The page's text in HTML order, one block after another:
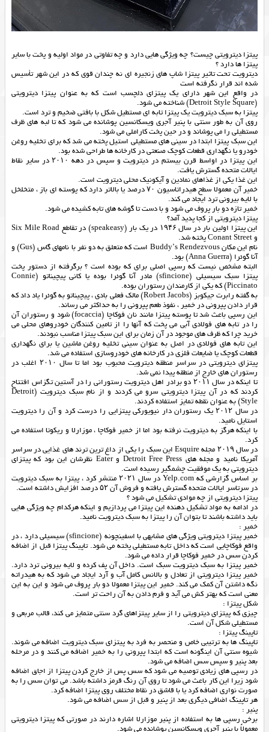
پیتزا دیترویتی چیست؟ چه ویژگی هایی دارد و چه تفاوتی در مواد اولیه و پخت با سایر
پیتزا ها دارد ؟
دیترویت تحت تاثیر پیتزا شاپ های زنجیره ای نه چندان قوی که در این شهر تأسیس
شده اند قرار نگرفته است
در واقع این شهر دارای یک پیتزای دلچسب است که به عنوان پیتزا دیترویتی
(Detroit Style Square) شناخته می شود.
پیتزا به سبک دیترویت یک پیتزا تابه ای مستطیل شکل با بافتی ضخیم و ترد است.
روی آن به طور سنتی با پنیر آجری ویسکانسین پوشانده می شود که تا لبه های ظرف
مستطیلی را می پوشاند و در حین پخت کاراملی می شود.
این سبک پیتزا ابتدا در سینی های مستطیلی استیل پخته می شد که برای تخلیه روغن
خودرو یا نگهداری قطعات کوچک صنعتی در کارخانه ها طراحی شده بود.
این پیتزا در اواسط قرن بیستم در دیترویت و سپس در دهه ۲۰۱۰ در سایر نقاط
ایالات متحده گسترش یافت.
این غذا یکی از غذاهای نمادین و آیکونیک محلی دیترویت است.
خمیر آن معمولا سطح هیدراتاسیون ۷۰ درصد یا بالاتر دارد که پوسته ای باز ، متخلخل
با لایه بیرونی ترد ایجاد می کند.
خمیر تازه دو بار پروف می شود و با دست تا گوشه های تابه کشیده می شود.
پیتزا دیترویتی از کجا پدید آمد؟
این پیتزا اولین بار در سال ۱۹۴۶ در یک بار (speakeasy) در تقاطع Six Mile Road
و Conant Street پخته شد.
نام این مکان Buddy’s Rendezvous است که متعلق به دو نفر با نامهای گاس (Gus) و
آنا گوئرا (Anna Guerra) بود.
البته مشخص نیست که رسپی اصلی برای که بوده است ؟ برگرفته از دستور پخت
پیتزا سبک سیسیلی (sfincione) مادر آنا گوئرا بوده یا کانی پیچیناتو (Connie
Piccinato) که یکی از کارمندان رستوران بوده.
به گفته رابرت جیکوبز (Robert Jacobs) مالک فعلی بادی ، پیچیناتو به گوئرا یاد داد که
قرار دادن پپرونی در خمیر ، نفوذ طعم پپرونی را به حداکثر می رساند.
این رسپی باعث شد تا پوسته پیتزا مانند نان فوکاچا (focaccia) شود و رستوران آن
را در تابه های فولادی آبی می پخت که آنها را از تامین کنندگان خودروهای محلی می
خرید چرا که ظرف های موجود در آن زمان برای این سبک پیتزا مناسب نبودند.
این تابه های فولادی در اصل به عنوان سینی تخلیه روغن ماشین یا برای نگهداری
قطعات کوچک یا ضایعات فلزی در کارخانه های خودروسازی استفاده می شد.
پیتزای دیترویتی در سراسر منطقه دیترویت محبوب بود اما تا سال ۲۰۱۰ اغلب در
رستوران های خارج از منطقه پیدا نمی شد.
تا اینکه در سال ۲۰۱۱ دو برادر اهل دیترویت رستورانی را در آستین تگزاس افتتاح
کردند که در آن پیتزا دیترویتی سرو می کردند و از نام سبک دیترویت (Detroit
Style) به عنوان نقطه تمایز استفاده کردند.
در سال ۲۰۱۲ یک رستوران دار نیویورکی پیتزایی را درست کرد و آن را دیترویت
استایل نامید.
با اینکه هرگز به دیترویت نرفته بود اما از خمیر فوکاچا ، موزارلا و ریکوتا استفاده می
کرد.
در سال ۲۰۱۹ مجله Esquire این سبک را یکی از داغ ترین ترند های غذایی در سراسر
آمریکا نامید و مجله های Detroit Free Press و Eater نظرشان این بود که پیتزای
دیترویتی به یک موفقیت چشمگیر رسیده است.
بر اساس گزارشی که Yelp.com در سال ۲۰۲۱ منتشر کرد ، پیتزا به سبک دیترویت
در سرتاسر ایالات متحده گسترش یافته و فروش آن ۵۲ درصد افزایش داشته است.
پیتزا دیترویتی از چه موادی تشکیل می شود ؟
در ادامه به مواد تشکیل دهنده این پیتزا می پردازیم و اینکه هرکدام چه ویژگی هایی
باید داشته باشند تا بتوان آن را پیتزا به سبک دیترویت نامید.
خمیر :
خمیر پیتزا دیترویتی ویژگی های مشابهی با اسفینچونه (sfincione) سیسیلی دارد ، در
واقع فوکاچایی است که داخل تابه مستطیلی پخته می شود. تاپینگ پیتزا قبل از اضافه
کردن سس در خمیر فوکاچا قرار داده می شود.
خمیر پیتزا به سبک دیترویت سبک است. داخل آن پف کرده و لایه بیرونی ترد دارد.
خمیر پیتزا دیترویتی از تعادل و بالانس کامل آب و آرد ایجاد می شود که به هیدراته
نگه داشتن آن کمک می کند. خمیر این پیتزا معمولا دو بار پروف می شود و این به این
معنی است که بهتر کش می آید و فرم دادن به آن راحت تر است.
شکل پیتزا :
چیزی که پیتزای دیترویتی را از سایر پیتزاهای گرد سنتی متمایز می کند، قالب مربعی و
مستطیلی شکل آن است.
تاپینگ پیتزا :
تاپینگ ها به ترتیبی خاص و منحصر به فرد به پیتزای سبک دیترویت اضافه می شوند.
شیوه سنتی آن اینگونه است که ابتدا پپرونی را به خمیر اضافه می کنند و در مرحله
بعد پنیر و سپس سس اضافه می شود.
در رسپی های زیادی توصیه می شود که سس پس از خارج کردن پیتزا از اجاق اضافه
شود زیرا این کار باعث می شود تا روی آن رنگ قرمز داشته باشد. می توان سس را به
صورت نواری اضافه کرد یا با قاشق در نقاط مختلف روی پیتزا اضافه کرد.
هر تاپینگ اضافی دیگری بعد از پنیر و قبل از سس اضافه می شود.
پنیر :
برخی رسپی ها به استفاده از پنیر موزارلا اشاره دارند در صورتی که پیتزا دیترویتی
معمولاً با پنیر آجری ویسکانسین پوشانده می شود.